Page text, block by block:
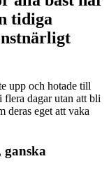
tidiga
upp och hotade till
flera dagar utan att bli
deras eget att vaka
ganska